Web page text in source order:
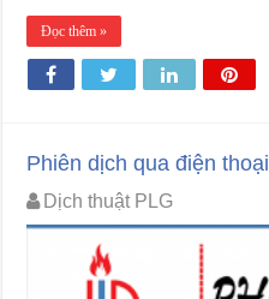
Đọc thêm »
Phiên dịch qua điện thoại
Dịch thuật PLG